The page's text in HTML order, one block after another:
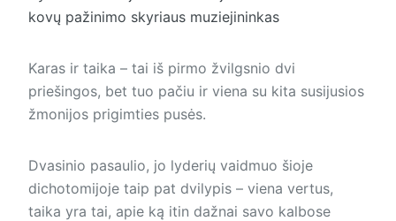
kovų pažinimo skyriaus muziejininkas
Karas ir taika – tai iš pirmo žvilgsnio dvi
priešingos, bet tuo pačiu ir viena su kita susijusios
žmonijos prigimties pusės.
Dvasinio pasaulio, jo lyderių vaidmuo šioje
dichotomijoje taip pat dvilypis – viena vertus,
taika yra tai, apie ką itin dažnai savo kalbose